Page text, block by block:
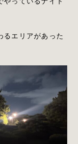
やっているナイト
るエリアがあった